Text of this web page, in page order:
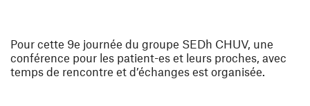
Pour cette 9e journée du groupe SEDh CHUV, une
conférence pour les patient-es et leurs proches, avec
temps de rencontre et d’échanges est organisée.